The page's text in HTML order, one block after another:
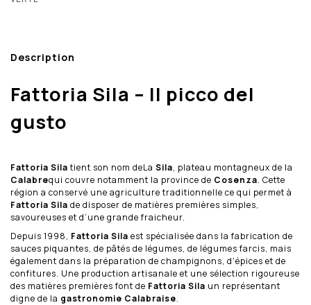
Description
Fattoria Sila – Il picco del
gusto
Fattoria Silatient son nom deLa Sila, plateau montagneux de la
Calabrequi couvre notamment la province de Cosenza. Cette
région a conservé une agriculture traditionnelle ce qui permet à
Fattoria Sila de disposer de matières premières simples,
savoureuses et d’une grande fraicheur.
Depuis 1998, Fattoria Sila est spécialisée dans la fabrication de
sauces piquantes, de pâtés de légumes, de légumes farcis, mais
également dans la préparation de champignons, d'épices et de
confitures. Une production artisanale et une sélection rigoureuse
des matières premières font de Fattoria Sila un représentant
digne de la gastronomie Calabraise.